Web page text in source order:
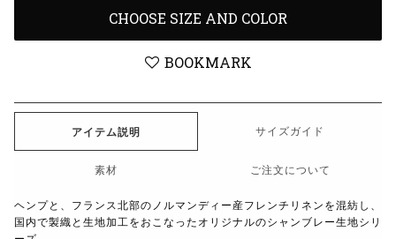
CHOOSE SIZE AND COLOR
BOOKMARK
アイテム説明 サイズガイド
素材 ご注文について
ヘンプと、フランス北部のノルマンディー産フレンチリネンを混紡し、
国内で製織と生地加工をおこなったオリジナルのシャンブレー生地シリ